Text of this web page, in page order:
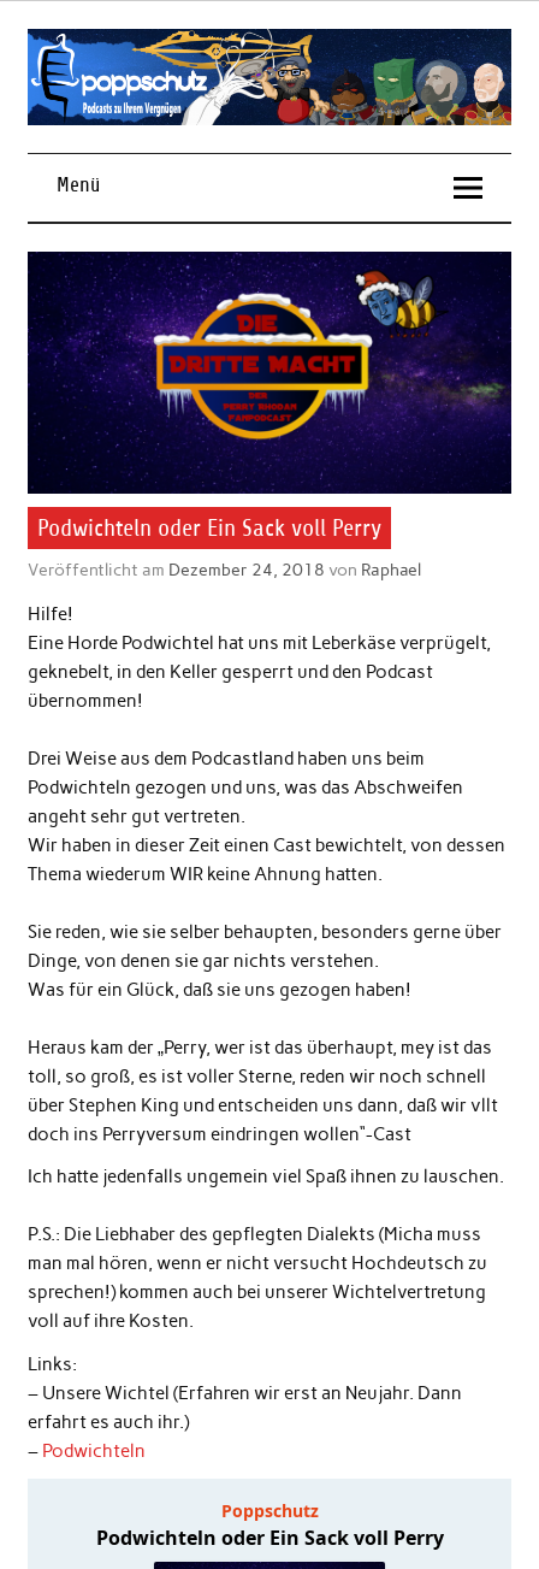
Skip
contentPodcasts zu Ihrem Vergnügen
Menü
Podwichteln oder Ein Sack voll Perry
Veröffentlicht am Dezember 24, 2018 von Raphael
Hilfe!
Eine Horde Podwichtel hat uns mit Leberkäse verprügelt,
geknebelt, in den Keller gesperrt und den Podcast
übernommen!
Drei Weise aus dem Podcastland haben uns beim
Podwichteln gezogen und uns, was das Abschweifen
angeht sehr gut vertreten.
Wir haben in dieser Zeit einen Cast bewichtelt, von dessen
Thema wiederum WIR keine Ahnung hatten.
Sie reden, wie sie selber behaupten, besonders gerne über
Dinge, von denen sie gar nichts verstehen.
Was für ein Glück, daß sie uns gezogen haben!
Heraus kam der „Perry, wer ist das überhaupt, mey ist das
toll, so groß, es ist voller Sterne, reden wir noch schnell
über Stephen King und entscheiden uns dann, daß wir vllt
doch ins Perryversum eindringen wollen“-Cast
Ich hatte jedenfalls ungemein viel Spaß ihnen zu lauschen.
P.S.: Die Liebhaber des gepflegten Dialekts (Micha muss
man mal hören, wenn er nicht versucht Hochdeutsch zu
sprechen!) kommen auch bei unserer Wichtelvertretung
voll auf ihre Kosten.
Links:
– Unsere Wichtel (Erfahren wir erst an Neujahr. Dann
erfahrt es auch ihr.)
– Podwichteln